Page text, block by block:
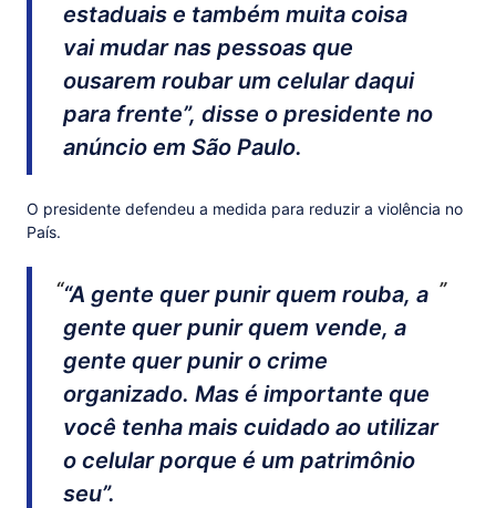
estaduais e também muita coisa
vai mudar nas pessoas que
ousarem roubar um celular daqui
para frente”, disse o presidente no
anúncio em São Paulo.
O presidente defendeu a medida para reduzir a violência no
País.
“A gente quer punir quem rouba, a
gente quer punir quem vende, a
gente quer punir o crime
organizado. Mas é importante que
você tenha mais cuidado ao utilizar
o celular porque é um patrimônio
seu”.